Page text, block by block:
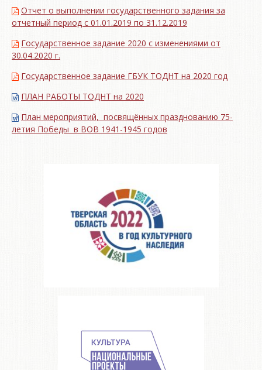
Отчет о выполнении государственного задания за
отчетный период с 01.01.2019 по 31.12.2019
Государственное задание 2020 с изменениями от
30.04.2020 г.
Государственное задание ГБУК ТОДНТ на 2020 год
ПЛАН РАБОТЫ ТОДНТ на 2020
План мероприятий, посвящённых празднованию 75-
летия Победы в ВОВ 1941-1945 годов